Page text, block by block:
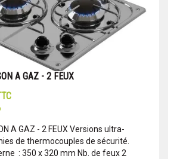
A GAZ - 2 FEUX
A GAZ - 2 FEUX Versions ultra-
de thermocouples de sécurité.
: 350 x 320 mm Nb. de feux 2